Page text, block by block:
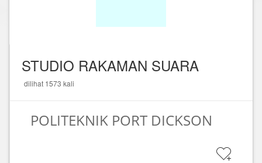
STUDIO RAKAMAN SUARA
dilihat 1573 kali
POLITEKNIK PORT DICKSON